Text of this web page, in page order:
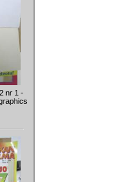
nr 1 -